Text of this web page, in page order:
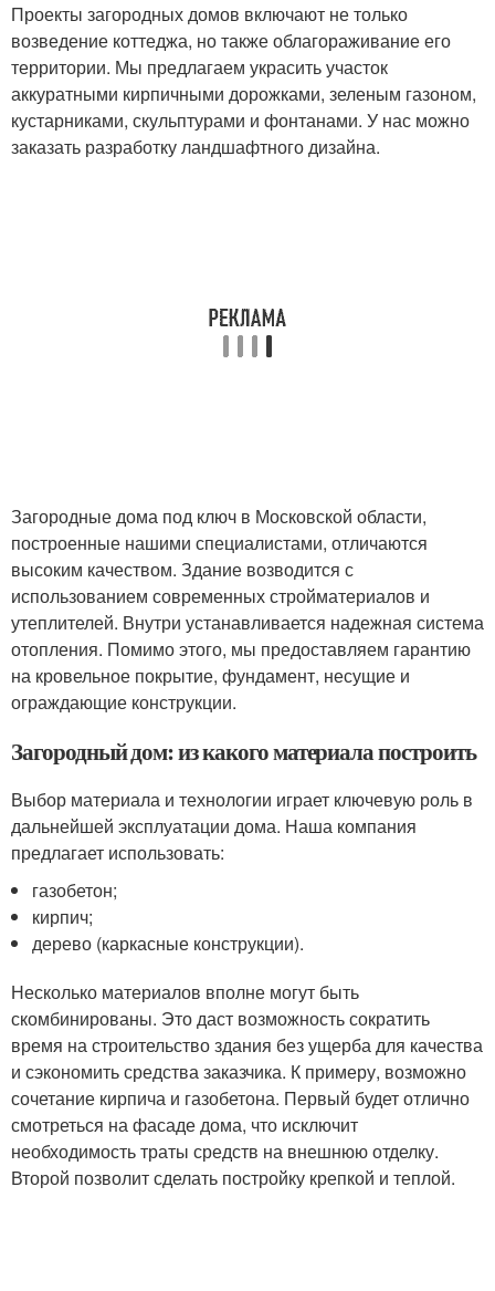
Проекты загородных домов включают не только
возведение коттеджа, но также облагораживание его
территории. Мы предлагаем украсить участок
аккуратными кирпичными дорожками, зеленым газоном,
кустарниками, скульптурами и фонтанами. У нас можно
заказать разработку ландшафтного дизайна.
Загородные дома под ключ в Московской области,
построенные нашими специалистами, отличаются
высоким качеством. Здание возводится с
использованием современных стройматериалов и
утеплителей. Внутри устанавливается надежная система
отопления. Помимо этого, мы предоставляем гарантию
на кровельное покрытие, фундамент, несущие и
ограждающие конструкции.
Загородный дом: из какого материала построить
Выбор материала и технологии играет ключевую роль в
дальнейшей эксплуатации дома. Наша компания
предлагает использовать:
газобетон;
кирпич;
дерево (каркасные конструкции).
Несколько материалов вполне могут быть
скомбинированы. Это даст возможность сократить
время на строительство здания без ущерба для качества
и сэкономить средства заказчика. К примеру, возможно
сочетание кирпича и газобетона. Первый будет отлично
смотреться на фасаде дома, что исключит
необходимость траты средств на внешнюю отделку.
Второй позволит сделать постройку крепкой и теплой.